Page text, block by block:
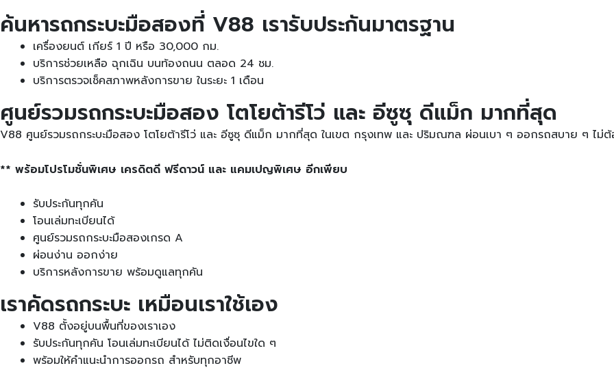
ค้นหารถกระบะมือสองที่ V88 เรารับประกันมาตรฐาน
เครื่องยนต์ เกียร์ 1 ปี หรือ 30,000 กม.
บริการช่วยเหลือ ฉุกเฉิน บนท้องถนน ตลอด 24 ชม.
บริการตรวจเช็คสภาพหลังการขาย ในระยะ 1 เดือน
ศูนย์รวมรถกระบะมือสอง โตโยต้ารีโว่ และ อีซูซุ ดีแม็ก มากที่สุด
V88 ศูนย์รวมรถกระบะมือสอง โตโยต้ารีโว่ และ อีซูซุ ดีแม็ก มากที่สุด ในเขต กรุงเทพ และ ปริมณฑล ผ่อนเบา ๆ ออกรถสบาย ๆ ไม่
** พร้อมโปรโมชั่นพิเศษ เครดิตดี ฟรีดาวน์ และ แคมเปญพิเศษ อีกเพียบ
รับประกันทุกคัน
โอนเล่มทะเบียนได้
ศูนย์รวมรถกระบะมือสองเกรด A
ผ่อนง่าน ออกง่าย
บริการหลังการขาย พร้อมดูแลทุกคัน
เราคัดรถกระบะ เหมือนเราใช้เอง
V88 ตั้งอยู่บนพื้นที่ของเราเอง
รับประกันทุกคัน โอนเล่มทะเบียนได้ ไม่ติดเงื่อนไขใด ๆ
พร้อมให้คำแนะนำการออกรถ สำหรับทุกอาชีพ